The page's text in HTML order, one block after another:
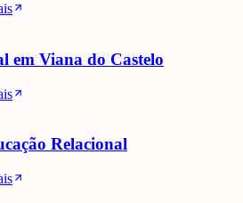
em Viana do Castelo
Relacional